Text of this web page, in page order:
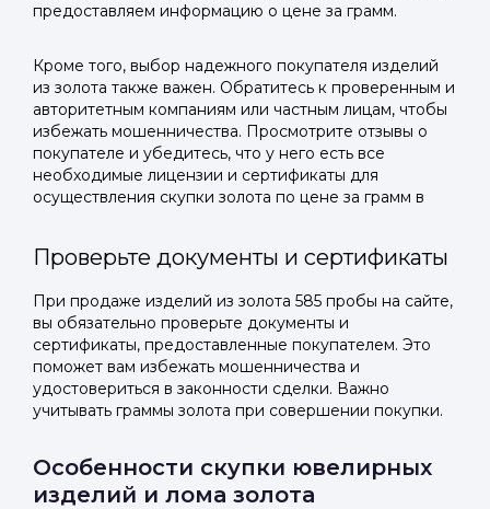
предоставляем информацию о цене за грамм.
Кроме того, выбор надежного покупателя изделий
из золота также важен. Обратитесь к проверенным и
авторитетным компаниям или частным лицам, чтобы
избежать мошенничества. Просмотрите отзывы о
покупателе и убедитесь, что у него есть все
необходимые лицензии и сертификаты для
осуществления скупки золота по цене за грамм в
Проверьте документы и сертификаты
При продаже изделий из золота 585 пробы на сайте,
вы обязательно проверьте документы и
сертификаты, предоставленные покупателем. Это
поможет вам избежать мошенничества и
удостовериться в законности сделки. Важно
учитывать граммы золота при совершении покупки.
Особенности скупки ювелирных
изделий и лома золота